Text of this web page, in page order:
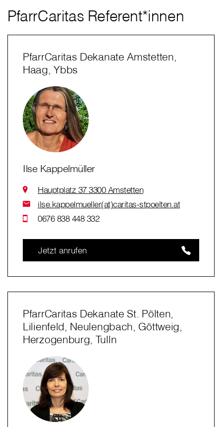
PfarrCaritas Referent*innen
PfarrCaritas Dekanate Amstetten,
Haag, Ybbs
Ilse Kappelmüller
Hauptplatz 37 3300 Amstetten
ilse.kappelmueller(at)caritas-stpoelten.at
0676 838 448 332
Jetzt anrufen
PfarrCaritas Dekanate St. Pölten,
Lilienfeld, Neulengbach, Göttweig,
Herzogenburg, Tulln